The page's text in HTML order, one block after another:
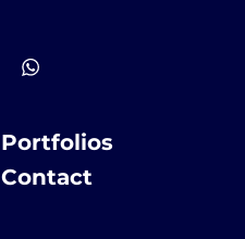
Portfolios
Contact